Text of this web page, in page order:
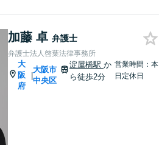
加藤 卓 弁護士
弁護士法人啓葉法律事務所
大
阪
府
|
大阪市
中央区
淀屋橋駅か
ら徒歩2分
営業時間：本
日定休日